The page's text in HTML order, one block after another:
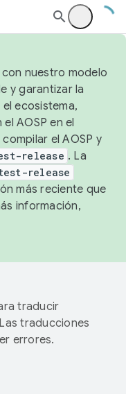
nuestro modelo
y garantizar la
ecosistema,
AOSP en el
el AOSP y
release . La
release
más reciente que
información,
traducir
traducciones
errores.